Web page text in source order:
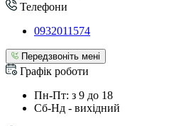
Телефони
0932011574
Передзвоніть мені
Графік роботи
Пн-Пт: з 9 до 18
Сб-Нд - вихідний